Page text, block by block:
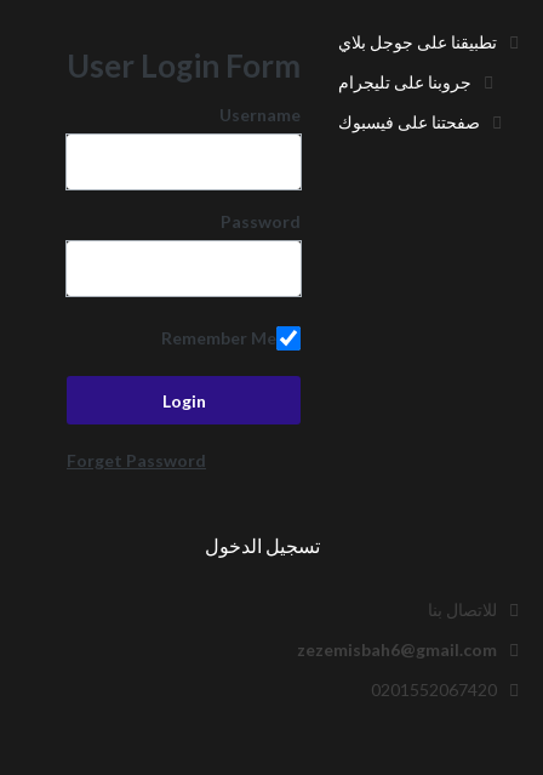
تطبيقنا على جوجل بلاي
جروبنا على تليجرام
صفحتنا على فيسبوك
User Login Form
Username
Password
Remember Me
Forget Password
تسجيل الدخول
للاتصال بنا
zezemisbah6@gmail.com
0201552067420